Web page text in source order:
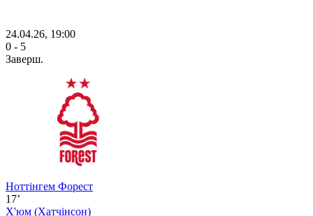
24.04.26, 19:00
0 - 5
Заверш.
Ноттінгем Форест
17’
Х'юм (Хатчінсон)